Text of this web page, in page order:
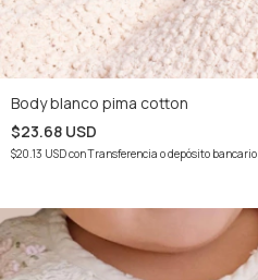
Body blanco pima cotton
$23.68 USD
$20.13 USDconTransferencia o depósito bancario